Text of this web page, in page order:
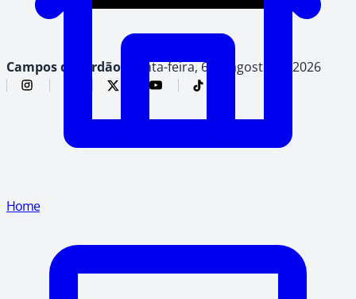
Campos do Jordão, quinta-feira, 6 de agosto de 2026
Home